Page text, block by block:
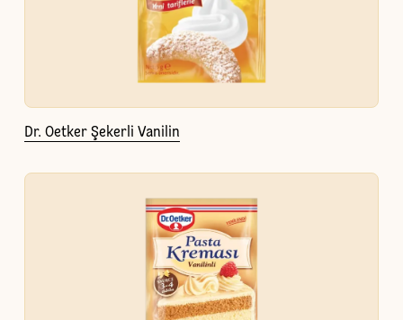
Dr. Oetker Şekerli Vanilin